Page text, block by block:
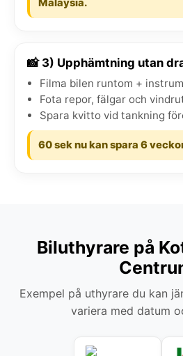
📸 3) Upphämtning utan
Filma bilen runtom +
Fota repor, fälgar och
Spara kvitto vid tankning
60 sek nu kan spara 6
Biluthyrare på
Exempel på uthyrare du kan
variera med datum